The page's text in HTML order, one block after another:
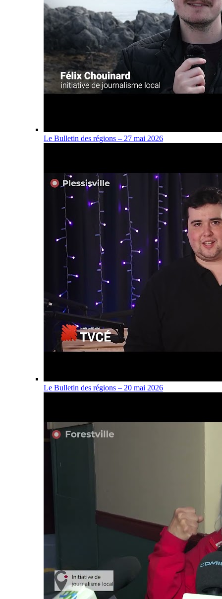
Le Bulletin des régions – 27 mai 2026
Le Bulletin des régions – 20 mai 2026